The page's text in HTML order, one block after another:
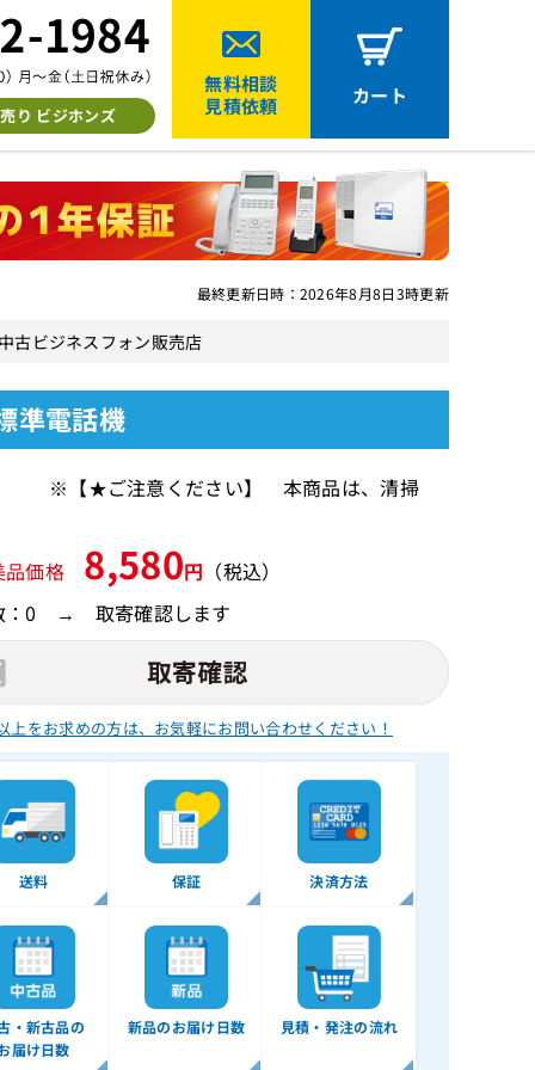
り ビジホンズ
無料相談
見積依頼
カート
最終更新日時：2026年8月8日3時更新
古ビジネスフォン販売店
準電話機
※【★ご注意ください】 本商品は、清掃
品価格 8,580円 （税込）
：0 → 取寄確認します
上をお求めの方は、 お気軽にお問い合わせください！
送料 保証 決済方法
・新古品の
届け日数
新品のお届け日数 見積・発注の流れ